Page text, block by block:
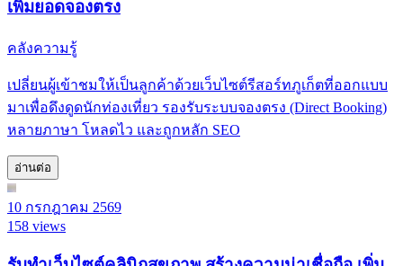
เพิ่มยอดจองตรง
คลังความรู้
เปลี่ยนผู้เข้าชมให้เป็นลูกค้าด้วยเว็บไซต์รีสอร์ทภูเก็ตที่ออกแบบ
มาเพื่อดึงดูดนักท่องเที่ยว รองรับระบบจองตรง (Direct Booking)
หลายภาษา โหลดไว และถูกหลัก SEO
อ่านต่อ
10 กรกฎาคม 2569
158 views